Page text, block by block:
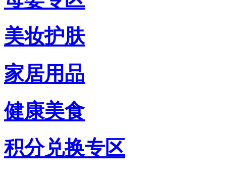
美妆护肤
家居用品
健康美食
积分兑换专区